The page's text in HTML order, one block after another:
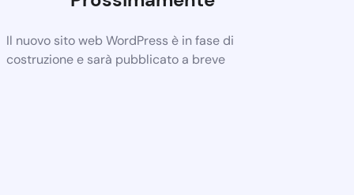
Il nuovo sito web WordPress è in fase di
costruzione e sarà pubblicato a breve